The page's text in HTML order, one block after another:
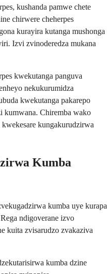
kushanda pamwe chete
chirwere cheherpes
kurayira kutanga mushonga
Izvi zvinoderedza mukana
kwekutanga panguva
nekukurumidza
kwekutanga pakarepo
kumwana. Chiremba wako
kungakurudzirwa
Kumba
kumba uye kurapa
ndigoverane izvo
kuita zvisarudzo zvakaziva
kumba dzine